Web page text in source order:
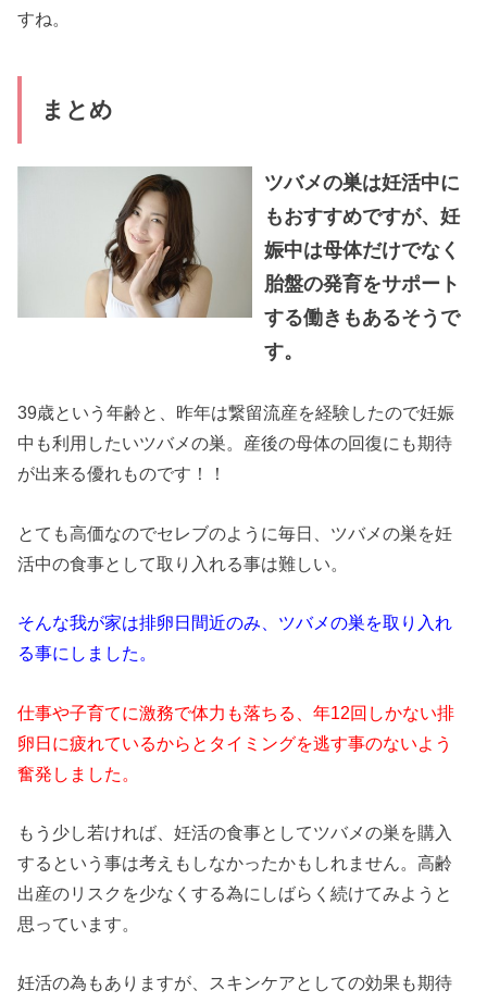
すね。
まとめ
ツバメの巣は妊活中に
もおすすめですが、妊
娠中は母体だけでなく
胎盤の発育をサポート
する働きもあるそうで
す。
39歳という年齢と、昨年は繋留流産を経験したので妊娠
中も利用したいツバメの巣。産後の母体の回復にも期待
が出来る優れものです！！
とても高価なのでセレブのように毎日、ツバメの巣を妊
活中の食事として取り入れる事は難しい。
そんな我が家は排卵日間近のみ、ツバメの巣を取り入れ
る事にしました。
仕事や子育てに激務で体力も落ちる、年12回しかない排
卵日に疲れているからとタイミングを逃す事のないよう
奮発しました。
もう少し若ければ、妊活の食事としてツバメの巣を購入
するという事は考えもしなかったかもしれません。高齢
出産のリスクを少なくする為にしばらく続けてみようと
思っています。
妊活の為もありますが、スキンケアとしての効果も期待